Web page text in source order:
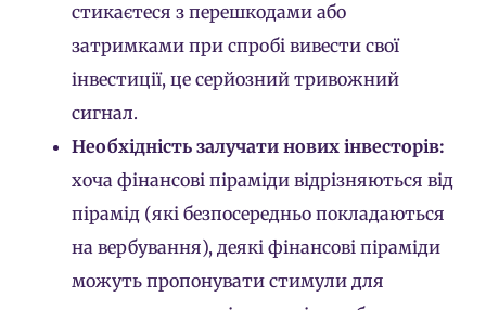
стикаєтеся з перешкодами або
затримками при спробі вивести свої
інвестиції, це серйозний тривожний
сигнал.
Необхідність залучати нових інвесторів:
хоча фінансові піраміди відрізняються від
пірамід (які безпосередньо покладаються
на вербування), деякі фінансові піраміди
можуть пропонувати стимули для